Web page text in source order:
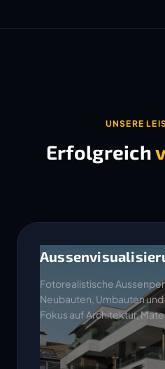
UNSERE
Erfolgreich
Fotorealistische
Neubauten, Umbauten
Fokus auf Architektur,